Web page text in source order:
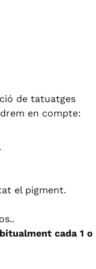
de tatuatges
en compte:
el pigment.
cada 1 o